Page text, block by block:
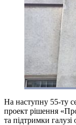
На наступну 55-ту
проект рішення
та підтримки галузі